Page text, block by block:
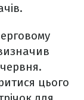
червня.
цього